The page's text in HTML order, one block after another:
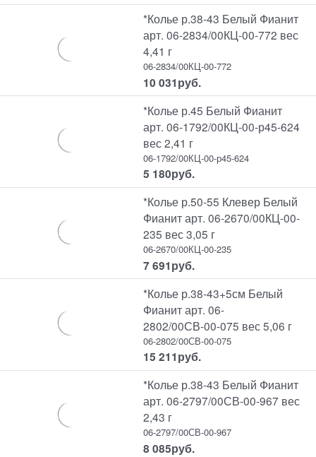
*Колье р.38-43 Белый Фианит
арт. 06-2834/00КЦ-00-772 вес
4,41 г
06-2834/00КЦ-00-772
10 031руб.
*Колье р.45 Белый Фианит
арт. 06-1792/00КЦ-00-р45-624
вес 2,41 г
06-1792/00КЦ-00-р45-624
5 180руб.
*Колье р.50-55 Клевер Белый
Фианит арт. 06-2670/00КЦ-00-
235 вес 3,05 г
06-2670/00КЦ-00-235
7 691руб.
*Колье р.38-43+5см Белый
Фианит арт. 06-
2802/00СВ-00-075 вес 5,06 г
06-2802/00СВ-00-075
15 211руб.
*Колье р.38-43 Белый Фианит
арт. 06-2797/00СВ-00-967 вес
2,43 г
06-2797/00СВ-00-967
8 085руб.